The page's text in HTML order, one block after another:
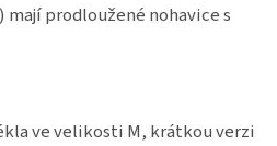
prodloužené nohavice s
ve velikosti M, krátkou verzi